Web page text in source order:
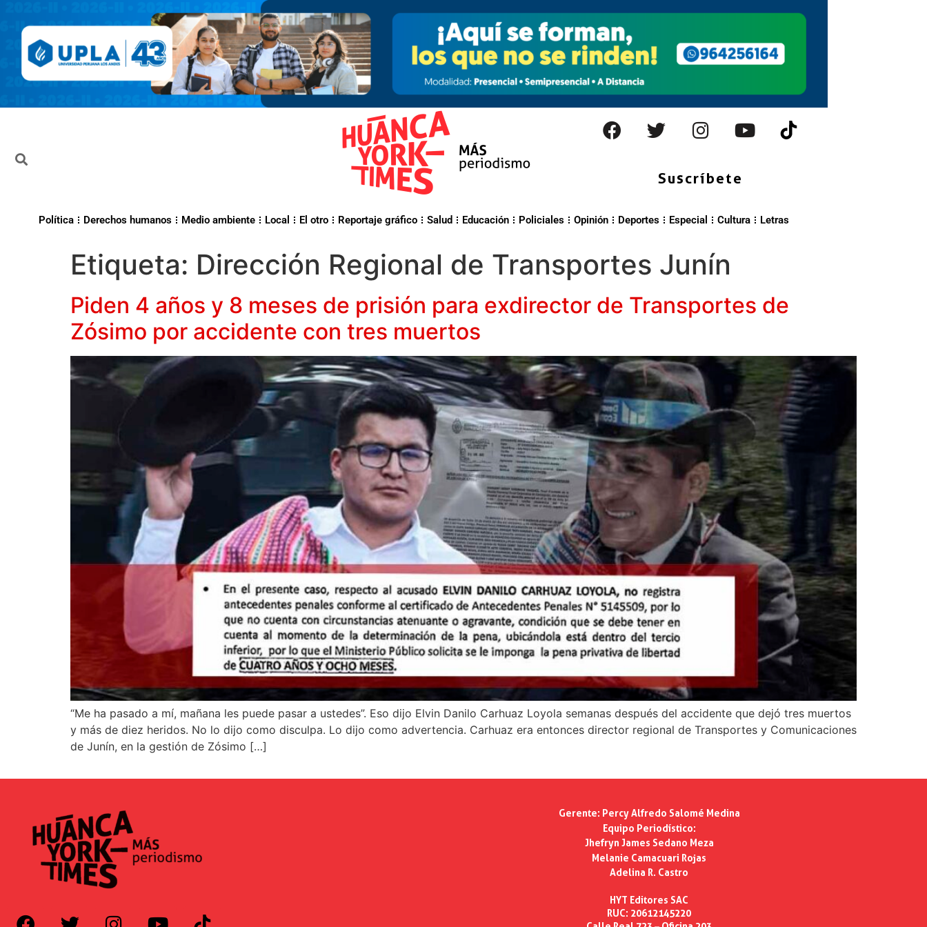
Suscríbete
Política Derechos humanos Medio ambiente Local El otro Reportaje gráfico Salud Educación Policiales Opinión Deportes Especial Cultura Letras
Etiqueta: Dirección Regional de Transportes Junín
Piden 4 años y 8 meses de prisión para exdirector de Transportes de
Zósimo por accidente con tres muertos
“Me ha pasado a mí, mañana les puede pasar a ustedes”. Eso dijo Elvin Danilo Carhuaz Loyola semanas después del accidente que dejó tres muertos
y más de diez heridos. No lo dijo como disculpa. Lo dijo como advertencia. Carhuaz era entonces director regional de Transportes y Comunicaciones
de Junín, en la gestión de Zósimo […]
Gerente: Percy Alfredo Salomé Medina
Equipo Periodístico:
Jhefryn James Sedano Meza
Melanie Camacuari Rojas
Adelina R. Castro
HYT Editores SAC
RUC: 20612145220